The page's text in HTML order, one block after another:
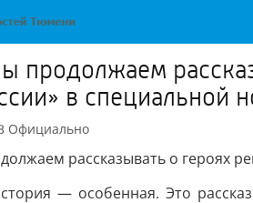
продолжаем
в специальной
Официально
рассказывать о героях
— особенная. Это